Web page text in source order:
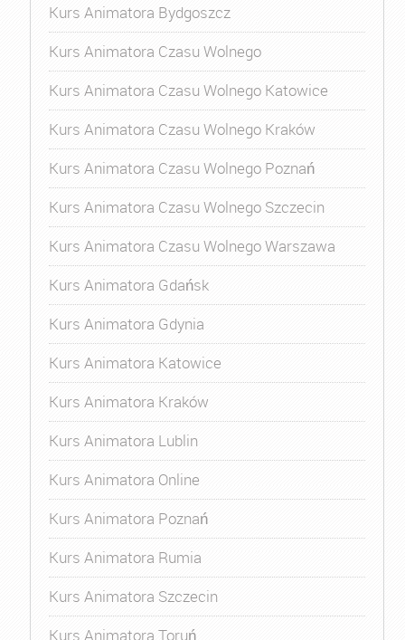
Kurs Animatora Bydgoszcz
Kurs Animatora Czasu Wolnego
Kurs Animatora Czasu Wolnego Katowice
Kurs Animatora Czasu Wolnego Kraków
Kurs Animatora Czasu Wolnego Poznań
Kurs Animatora Czasu Wolnego Szczecin
Kurs Animatora Czasu Wolnego Warszawa
Kurs Animatora Gdańsk
Kurs Animatora Gdynia
Kurs Animatora Katowice
Kurs Animatora Kraków
Kurs Animatora Lublin
Kurs Animatora Online
Kurs Animatora Poznań
Kurs Animatora Rumia
Kurs Animatora Szczecin
Kurs Animatora Toruń